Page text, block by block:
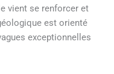
vient se renforcer et
est orienté
exceptionnelles